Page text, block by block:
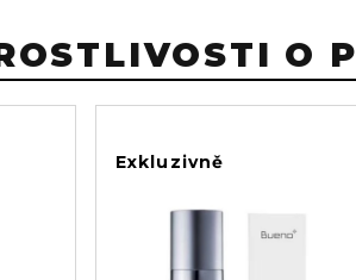
O
Exkluzivně